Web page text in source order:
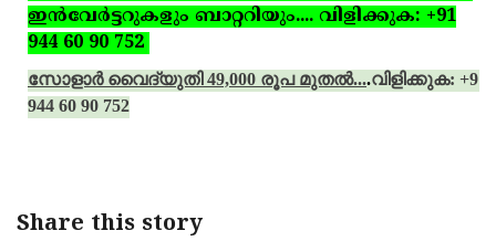
ഇന്‍വേര്‍ട്ടറുകളും ബാറ്ററിയും.... വിളിക്കുക: +91
944 60 90 752
സോളാര്‍ വൈദ്യുതി 49,000 രൂപ മുതല്‍....വിളിക്കുക: +91
944 60 90 752
Share this story